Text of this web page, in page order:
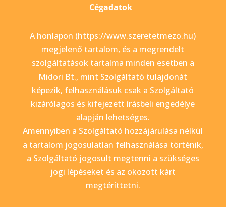
Cégadatok
A honlapon (https://www.szeretetmezo.hu)
megjelenő tartalom, és a megrendelt
szolgáltatások tartalma minden esetben a
Midori Bt., mint Szolgáltató tulajdonát
képezik, felhasználásuk csak a Szolgáltató
kizárólagos és kifejezett írásbeli engedélye
alapján lehetséges.
Amennyiben a Szolgáltató hozzájárulása nélkül
a tartalom jogosulatlan felhasználása történik,
a Szolgáltató jogosult megtenni a szükséges
jogi lépéseket és az okozott kárt
megtéríttetni.